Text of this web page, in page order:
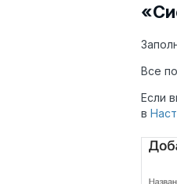
Все
Если
в